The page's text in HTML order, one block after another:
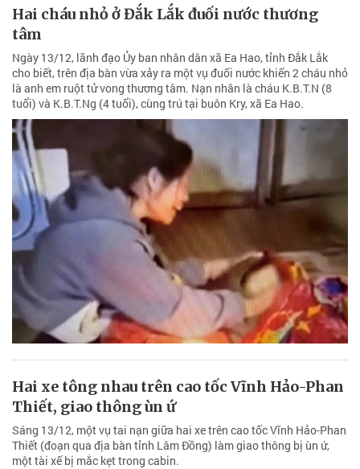
Hai cháu nhỏ ở Đắk Lắk đuối nước thương
tâm
Ngày 13/12, lãnh đạo Ủy ban nhân dân xã Ea Hao, tỉnh Đắk Lắk
cho biết, trên địa bàn vừa xảy ra một vụ đuối nước khiến 2 cháu nhỏ
là anh em ruột tử vong thương tâm. Nạn nhân là cháu K.B.T.N (8
tuổi) và K.B.T.Ng (4 tuổi), cùng trú tại buôn Kry, xã Ea Hao.
Hai xe tông nhau trên cao tốc Vĩnh Hảo-Phan
Thiết, giao thông ùn ứ
Sáng 13/12, một vụ tai nạn giữa hai xe trên cao tốc Vĩnh Hảo-Phan
Thiết (đoạn qua địa bàn tỉnh Lâm Đồng) làm giao thông bị ùn ứ,
một tài xế bị mắc kẹt trong cabin.